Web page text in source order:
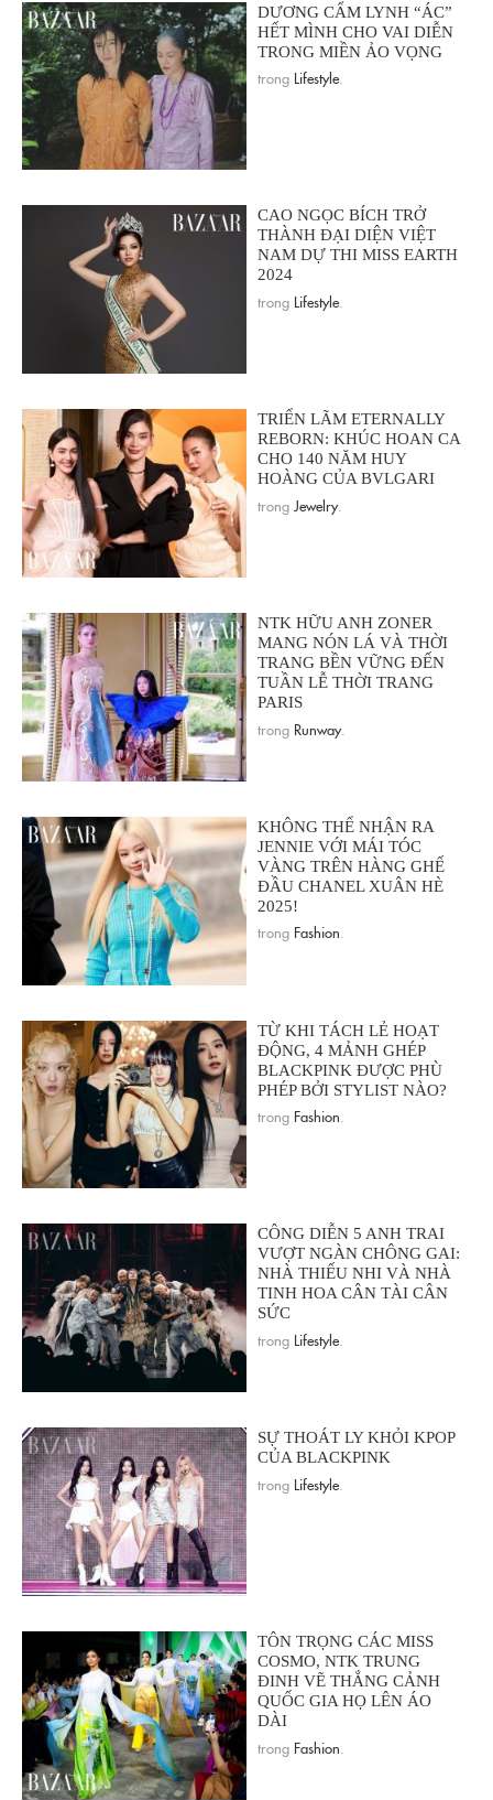
DƯƠNG CẨM LYNH “ÁC”
HẾT MÌNH CHO VAI DIỄN
TRONG MIỀN ẢO VỌNG
trong Lifestyle
CAO NGỌC BÍCH TRỞ
THÀNH ĐẠI DIỆN VIỆT
NAM DỰ THI MISS EARTH
2024
trong Lifestyle
TRIỂN LÃM ETERNALLY
REBORN: KHÚC HOAN CA
CHO 140 NĂM HUY
HOÀNG CỦA BVLGARI
trong Jewelry.
NTK HỮU ANH ZONER
MANG NÓN LÁ VÀ THỜI
TRANG BỀN VỮNG ĐẾN
TUẦN LỄ THỜI TRANG
PARIS
trong Runway.
KHÔNG THỂ NHẬN RA
JENNIE VỚI MÁI TÓC
VÀNG TRÊN HÀNG GHẾ
ĐẦU CHANEL XUÂN HÈ
2025!
trong Fashion
TỪ KHI TÁCH LẺ HOẠT
ĐỘNG, 4 MẢNH GHÉP
BLACKPINK ĐƯỢC PHÙ
PHÉP BỞI STYLIST NÀO?
trong Fashion
CÔNG DIỄN 5 ANH TRAI
VƯỢT NGÀN CHÔNG GAI:
NHÀ THIẾU NHI VÀ NHÀ
TINH HOA CÂN TÀI CÂN
SỨC
trong Lifestyle
SỰ THOÁT LY KHỎI KPOP
CỦA BLACKPINK
trong Lifestyle
TÔN TRỌNG CÁC MISS
COSMO, NTK TRUNG
ĐINH VẼ THẮNG CẢNH
QUỐC GIA HỌ LÊN ÁO
DÀI
trong Fashion